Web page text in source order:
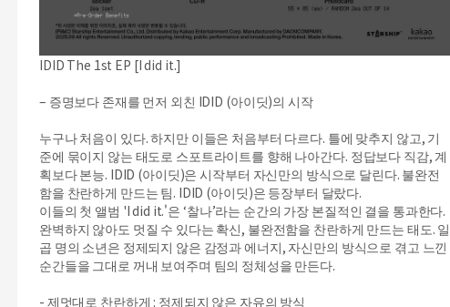
IDID The 1st EP [I did it.]
– 증명보다 존재를 먼저 외친 IDID (아이딧)의 시작
누구나 처음이 있다. 하지만 이들은 처음부터 다르다. 틀에 맞추지 않고, 기
준에 묶이지 않는 태도로 스포트라이트를 향해 나아간다. 정답보다 직감, 계
획보다 본능. IDID (아이딧)은 시작부터 자신만의 방식으로 달린다. 불완전
함을 찬란하게 만드는 팀. IDID (아이딧)은 등장부터 달랐다.
이들의 첫 앨범 'I did it.'은 ‘찰나’라는 순간의 가장 본질적인 결을 통과한다.
완벽하지 않아도 멋질 수 있다는 확신, 불완전함을 찬란하게 만드는 태도. 일
곱 명의 소년은 정제되지 않은 감정과 에너지, 자신만의 방식으로 겪고 느낀
순간들을 그대로 꺼내 보여주며 팀의 정체성을 만든다.
- 제멋대로 찬란하게 : 정제되지 않은 자유의 방식